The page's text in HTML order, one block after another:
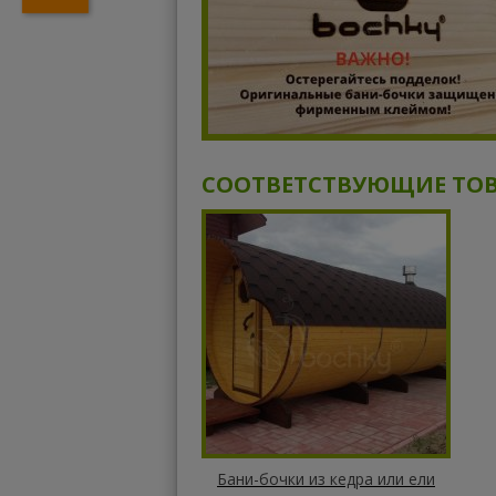
СООТВЕТСТВУЮЩИЕ
Бани-бочки из кедра или ели